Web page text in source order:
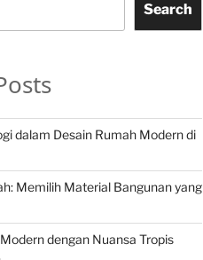
Search
dalam Desain Rumah Modern di
Memilih Material Bangunan yang
dengan Nuansa Tropis